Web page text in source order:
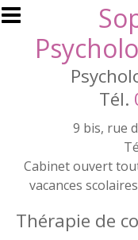
Aller au contenu
Tél.
9 bis, rue
Cabinet ouvert
vacances
Thérapie de